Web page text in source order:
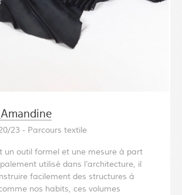
23 - Parcours textile
un outil formel et une mesure à part
utilisé dans l’architecture, il
facilement des structures à
nos habits, ces volumes